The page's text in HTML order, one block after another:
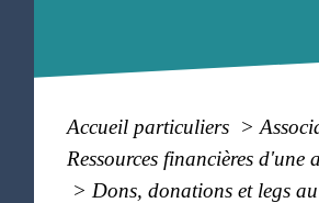
Accueil particuliers >
Ressources financières d'une
> Dons, donations et legs